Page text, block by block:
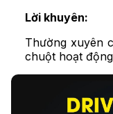
Lời khuyên:
Thường xuyên
chuột hoạt